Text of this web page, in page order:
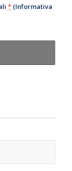
*(Informativa